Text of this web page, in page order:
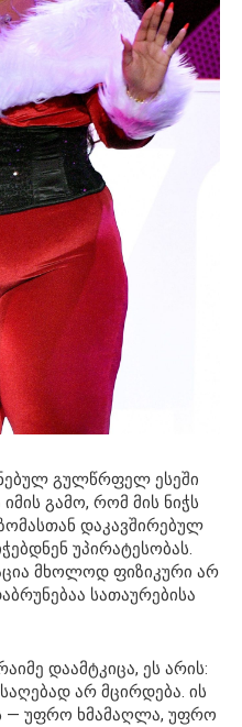
გულწრფელ ესეში
გამო, რომ მის ნიჭს
დაკავშირებულ
უპირატესობას.
მხოლოდ ფიზიკური არ
სათაურებისა
დაამტკიცა, ეს არის:
არ მცირდება. ის
— უფრო ხმამაღლა, უფრო